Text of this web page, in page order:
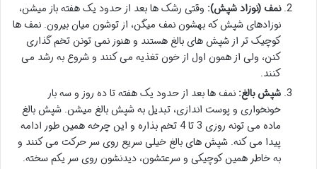
نمف (نوزاد شپش): وقتی رشک ها بعد از حدود یک هفته باز میشن،
نوزادهای شپش که بهشون نمف میگن، از توشون میان بیرون. نمف ها
کوچیک تر از شپش های بالغ هستند و هنوز نمی تونن تخم گذاری
کنن، ولی از همون اول از خون تغذیه می کنند و شروع به رشد می
کنند.
شپش بالغ: نمف ها بعد از حدود یک هفته تا ده روز و سه بار
خونخواری و پوست اندازی، تبدیل به شپش بالغ میشن. شپش بالغ
ماده می تونه روزی 3 تا 4 تخم بذاره و این چرخه همین طور ادامه
پیدا می کنه. شپش های بالغ خیلی سریع روی سر حرکت می کنند و
به خاطر همین کوچیکی و سرعتشون، دیدنشون روی سر یکم سخته.